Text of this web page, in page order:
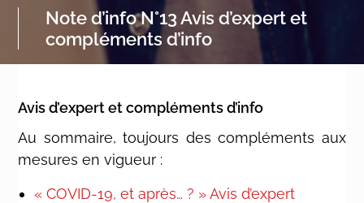
Note d’info N°13 Avis d’expert et
compléments d’info
Avis d’expert et compléments d’info
Au sommaire, toujours des compléments aux
mesures en vigueur :
« COVID-19, et après… ? » Avis d’expert